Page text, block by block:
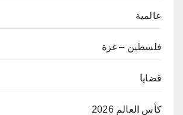
عالمية
فلسطين – غزة
قضايا
كأس العالم 2026